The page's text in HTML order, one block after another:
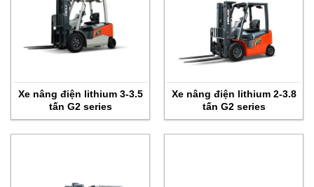
Xe nâng điện lithium 3-3.5
tấn G2 series
Xe nâng điện lithium 2-3.8
tấn G2 series